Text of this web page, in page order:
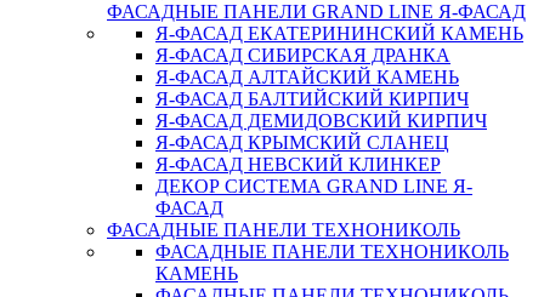
ФАСАДНЫЕ ПАНЕЛИ GRAND LINE Я-ФАСАД
Я-ФАСАД ЕКАТЕРИНИНСКИЙ КАМЕНЬ
Я-ФАСАД СИБИРСКАЯ ДРАНКА
Я-ФАСАД АЛТАЙСКИЙ КАМЕНЬ
Я-ФАСАД БАЛТИЙСКИЙ КИРПИЧ
Я-ФАСАД ДЕМИДОВСКИЙ КИРПИЧ
Я-ФАСАД КРЫМСКИЙ СЛАНЕЦ
Я-ФАСАД НЕВСКИЙ КЛИНКЕР
ДЕКОР СИСТЕМА GRAND LINE Я-
ФАСАД
ФАСАДНЫЕ ПАНЕЛИ ТЕХНОНИКОЛЬ
ФАСАДНЫЕ ПАНЕЛИ ТЕХНОНИКОЛЬ
КАМЕНЬ